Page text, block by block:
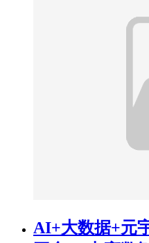
AI+大数据+元